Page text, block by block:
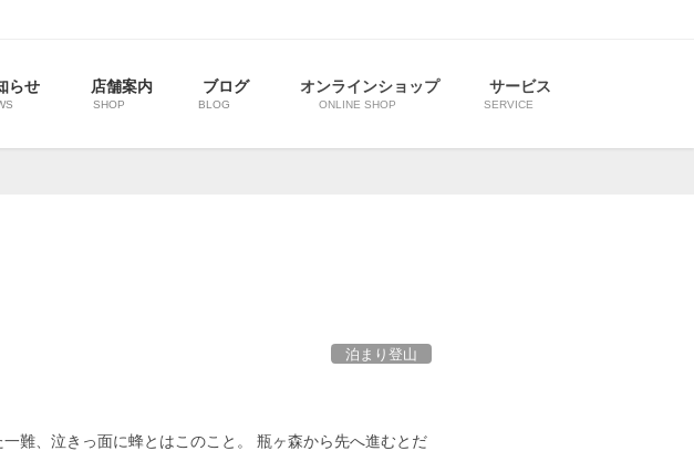
らせ 店舗案内
SHOP
ブログ
BLOG
オンラインショップ
ONLINE SHOP
サービス
SERVICE
泊まり登山
難、泣きっ面に蜂とはこのこと。 瓶ヶ森から先へ進むとだ